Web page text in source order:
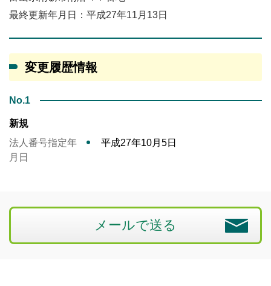
最終更新年月日：平成27年11月13日
変更履歴情報
No.1
新規
法人番号指定年
月日
平成27年10月5日
メールで送る